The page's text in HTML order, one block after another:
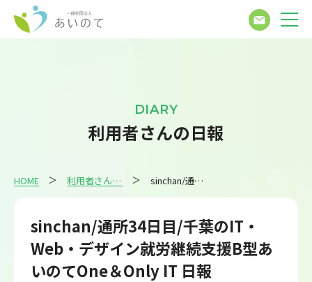
DIARY
利用者さんの日報
HOME 利用者さんの日報 sinchan/通所34日目/千葉のIT・Web・デザイン就労継続支援B型あいのてOne＆Only IT 日報
sinchan/通所34日目/千葉のIT・
Web・デザイン就労継続支援B型あ
いのてOne＆Only IT 日報